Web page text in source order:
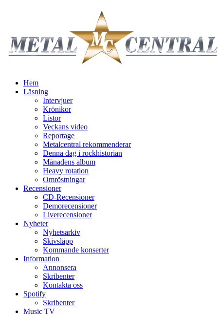
Hem
Läsning
Intervjuer
Krönikor
Listor
Veckans video
Reportage
Metalcentral rekommenderar
Denna dag i rockhistorian
Månadens album
Heavy rotation
Omröstningar
Recensioner
CD-Recensioner
Demorecensioner
Liverecensioner
Nyheter
Nyhetsarkiv
Skivsläpp
Kommande konserter
Information
Annonsera
Skribenter
Kontakta oss
Spotify
Skribenter
Music TV